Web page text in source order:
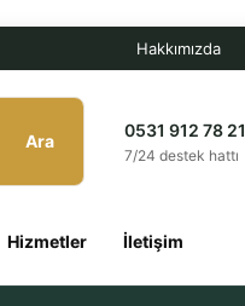
Hakkımızda
Ara
0531 912 78 21
7/24 destek hattı
Hizmetler İletişim